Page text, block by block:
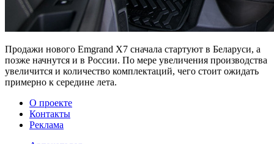
Продажи нового Emgrand X7 сначала стартуют в Беларуси, а
позже начнутся и в России. По мере увеличения производства
увеличится и количество комплектаций, чего стоит ожидать
примерно к середине лета.
О проекте
Контакты
Реклама